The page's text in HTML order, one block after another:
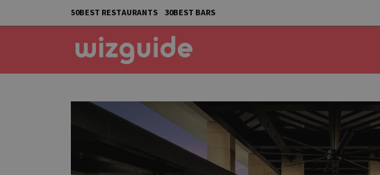
50BEST RESTAURANTS 30BEST BARS